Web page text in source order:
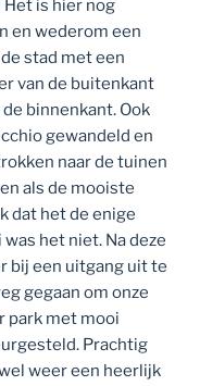
Het is hier nog
en wederom een
stad met een
van de buitenkant
binnenkant. Ook
gewandeld en
naar de tuinen
als de mooiste
dat het de enige
het niet. Na deze
bij een uitgang uit te
gegaan om onze
park met mooi
Prachtig
weer een heerlijk